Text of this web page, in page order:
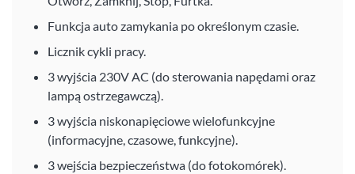
Funkcja auto zamykania po określonym czasie.
Licznik cykli pracy.
3 wyjścia 230V AC (do sterowania napędami oraz
lampą ostrzegawczą).
3 wyjścia niskonapięciowe wielofunkcyjne
(informacyjne, czasowe, funkcyjne).
3 wejścia bezpieczeństwa (do fotokomórek).